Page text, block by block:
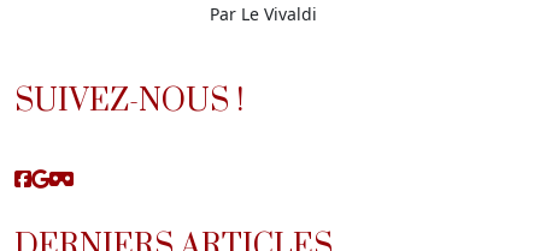
Par Le Vivaldi
SUIVEZ-NOUS !